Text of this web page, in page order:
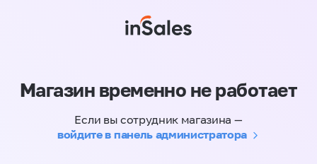
Магазин временно не работает
Если вы сотрудник магазина —
войдите в панель администратора